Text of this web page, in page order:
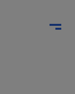
Menu